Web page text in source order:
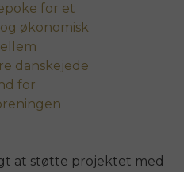
for et
økonomisk
danskejede
for
at støtte projektet med